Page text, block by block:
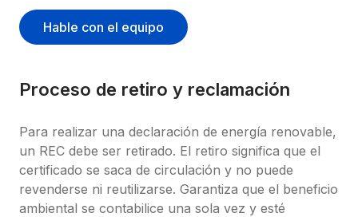
Hable con el equipo
Proceso de retiro y reclamación
Para realizar una declaración de energía renovable,
un REC debe ser retirado. El retiro significa que el
certificado se saca de circulación y no puede
revenderse ni reutilizarse. Garantiza que el beneficio
ambiental se contabilice una sola vez y esté